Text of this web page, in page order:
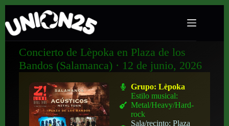
Concierto de Lèpoka en Plaza de los
Bandos (Salamanca) · 12 de junio, 2026
Grupo:Lèpoka
Estilo musical:
Metal/Heavy/Hard-
rock
Sala/recinto:Plaza